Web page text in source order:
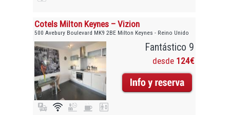
Cotels Milton Keynes – Vizion
500 Avebury Boulevard MK9 2BE Milton Keynes - Reino Unido
Fantástico 9
desde 124€